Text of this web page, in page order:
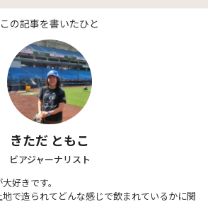
この記事を書いたひと
きただ ともこ
ビアジャーナリスト
好きです。
で造られてどんな感じで飲まれているかに関